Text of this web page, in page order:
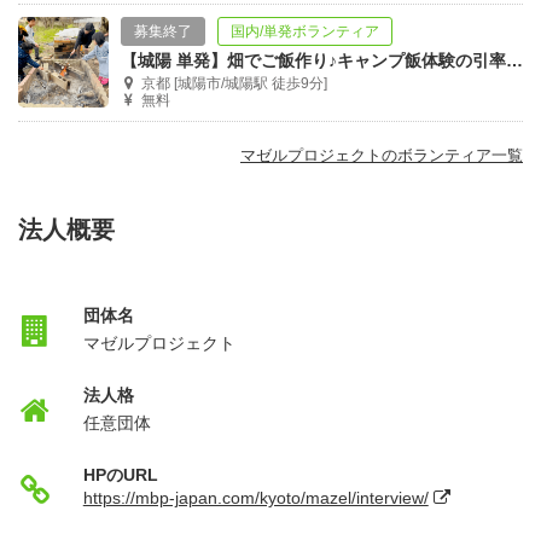
募集終了 国内/単発ボランティア
【城陽 単発】畑でご飯作り♪キャンプ飯体験の引率ボランティア募集！
京都 [城陽市/城陽駅 徒歩9分]
無料
マゼルプロジェクトのボランティア一覧
法人概要
団体名
マゼルプロジェクト
法人格
任意団体
HPのURL
https://mbp-japan.com/kyoto/mazel/interview/